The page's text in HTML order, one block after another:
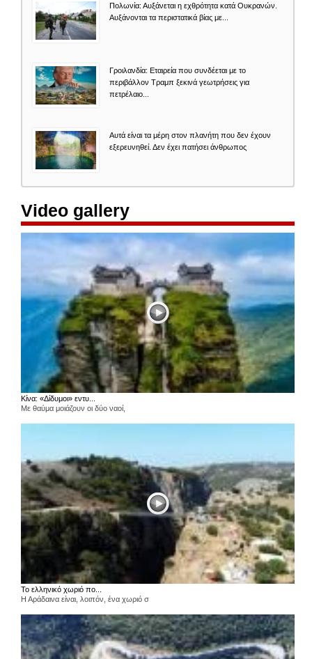
Πολωνία: Αυξάνεται η εχθρότητα κατά Ουκρανών.
Αυξάνονται τα περιστατικά βίας με...
Γροιλανδία: Εταιρεία που συνδέεται με το
περιβάλλον Τραμπ ξεκινά γεωτρήσεις για
πετρέλαιο...
Αυτά είναι τα μέρη στον πλανήτη που δεν έχουν
εξερευνηθεί. Δεν έχει πατήσει άνθρωπος
Video gallery
Κίνα: «Δίδυμοι» εντυ...
Με θαύμα μοιάζουν οι δύο ναοί,
Το ελληνικό χωριό πο...
Η Αράδαινα είναι, λοιπόν, ένα χωριό σ